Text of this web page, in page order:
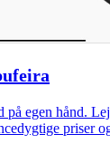
egen hånd.
priser